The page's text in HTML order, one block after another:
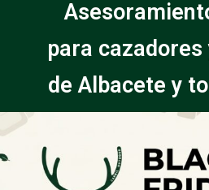
para
de Albacete y